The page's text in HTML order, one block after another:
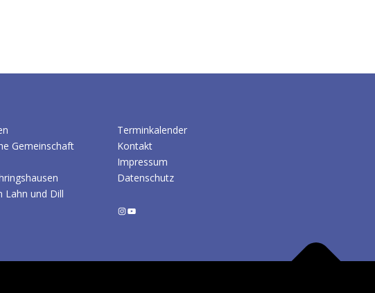
Gemeinschaft
Lahn und Dill
Terminkalender
Kontakt
Impressum
Datenschutz
InstagramYouTube